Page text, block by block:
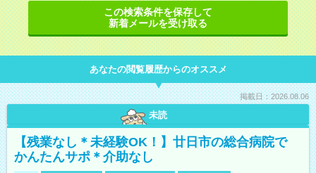
この検索条件を保存して
新着メールを受け取る
あなたの閲覧履歴からのオススメ
掲載日：2026.08.06
未読
【残業なし＊未経験OK！】廿日市の総合病院で
かんたんサポ＊介助なし